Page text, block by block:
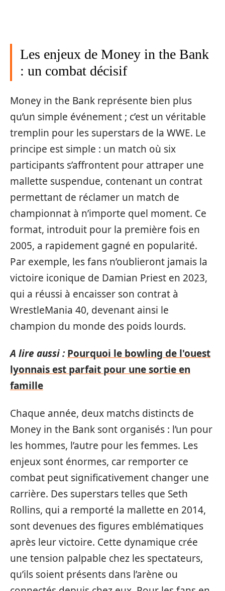
Les enjeux de Money in the Bank
: un combat décisif
Money in the Bank représente bien plus
qu’un simple événement ; c’est un véritable
tremplin pour les superstars de la WWE. Le
principe est simple : un match où six
participants s’affrontent pour attraper une
mallette suspendue, contenant un contrat
permettant de réclamer un match de
championnat à n’importe quel moment. Ce
format, introduit pour la première fois en
2005, a rapidement gagné en popularité.
Par exemple, les fans n’oublieront jamais la
victoire iconique de Damian Priest en 2023,
qui a réussi à encaisser son contrat à
WrestleMania 40, devenant ainsi le
champion du monde des poids lourds.
A lire aussi : Pourquoi le bowling de l'ouest
lyonnais est parfait pour une sortie en
famille
Chaque année, deux matchs distincts de
Money in the Bank sont organisés : l’un pour
les hommes, l’autre pour les femmes. Les
enjeux sont énormes, car remporter ce
combat peut significativement changer une
carrière. Des superstars telles que Seth
Rollins, qui a remporté la mallette en 2014,
sont devenues des figures emblématiques
après leur victoire. Cette dynamique crée
une tension palpable chez les spectateurs,
qu’ils soient présents dans l’arène ou